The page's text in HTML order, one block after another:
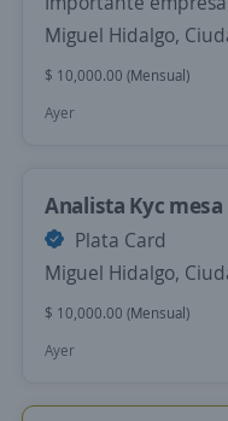
Miguel Hidalgo,
$ 10,000.00 (Mensual)
Ayer
Analista Kyc
Plata Card
Miguel Hidalgo,
$ 10,000.00 (Mensual)
Ayer